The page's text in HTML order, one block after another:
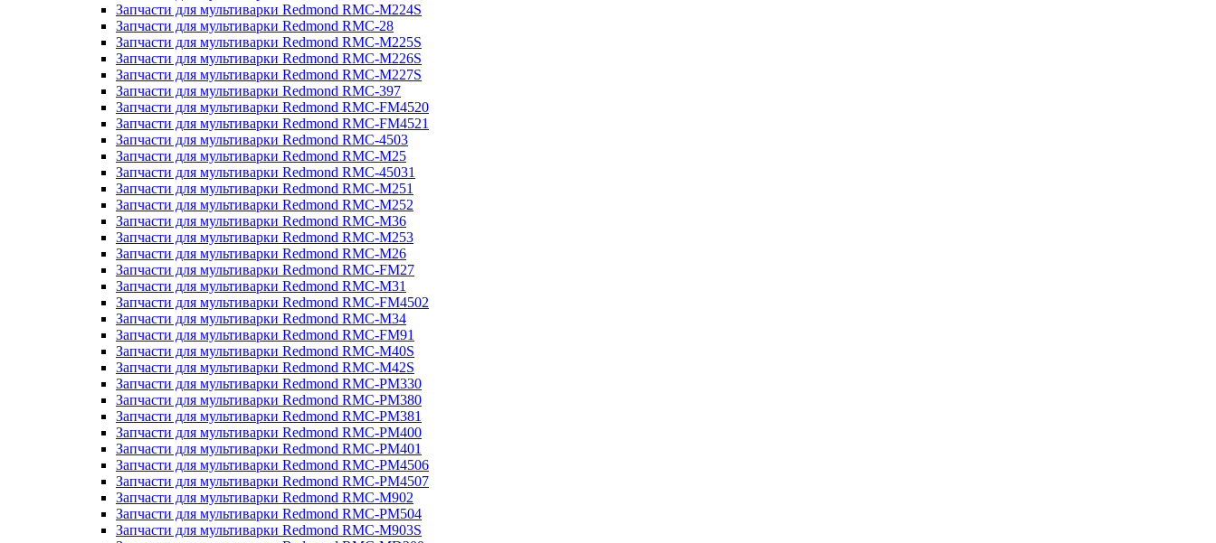
Запчасти для мультиварки Redmond RMC-M224S
Запчасти для мультиварки Redmond RMC-28
Запчасти для мультиварки Redmond RMC-M225S
Запчасти для мультиварки Redmond RMC-M226S
Запчасти для мультиварки Redmond RMC-M227S
Запчасти для мультиварки Redmond RMC-397
Запчасти для мультиварки Redmond RMC-FM4520
Запчасти для мультиварки Redmond RMC-FM4521
Запчасти для мультиварки Redmond RMC-4503
Запчасти для мультиварки Redmond RMC-M25
Запчасти для мультиварки Redmond RMC-45031
Запчасти для мультиварки Redmond RMC-M251
Запчасти для мультиварки Redmond RMC-M252
Запчасти для мультиварки Redmond RMC-M36
Запчасти для мультиварки Redmond RMC-M253
Запчасти для мультиварки Redmond RMC-M26
Запчасти для мультиварки Redmond RMC-FM27
Запчасти для мультиварки Redmond RMC-M31
Запчасти для мультиварки Redmond RMC-FM4502
Запчасти для мультиварки Redmond RMC-M34
Запчасти для мультиварки Redmond RMC-FM91
Запчасти для мультиварки Redmond RMC-M40S
Запчасти для мультиварки Redmond RMC-M42S
Запчасти для мультиварки Redmond RMC-PM330
Запчасти для мультиварки Redmond RMC-PM380
Запчасти для мультиварки Redmond RMC-PM381
Запчасти для мультиварки Redmond RMC-PM400
Запчасти для мультиварки Redmond RMC-PM401
Запчасти для мультиварки Redmond RMC-PM4506
Запчасти для мультиварки Redmond RMC-PM4507
Запчасти для мультиварки Redmond RMC-M902
Запчасти для мультиварки Redmond RMC-PM504
Запчасти для мультиварки Redmond RMC-M903S